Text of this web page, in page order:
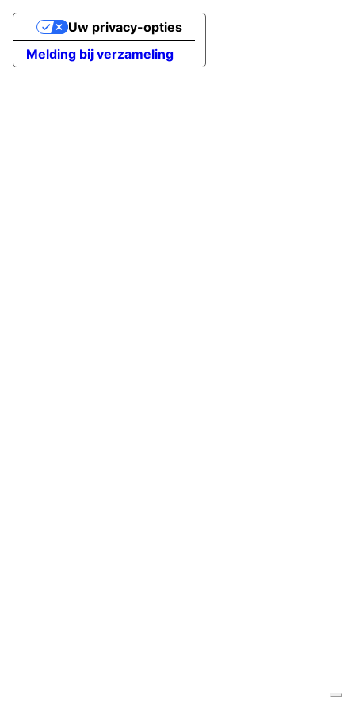
Melding bij verzameling
Uw privacy-opties